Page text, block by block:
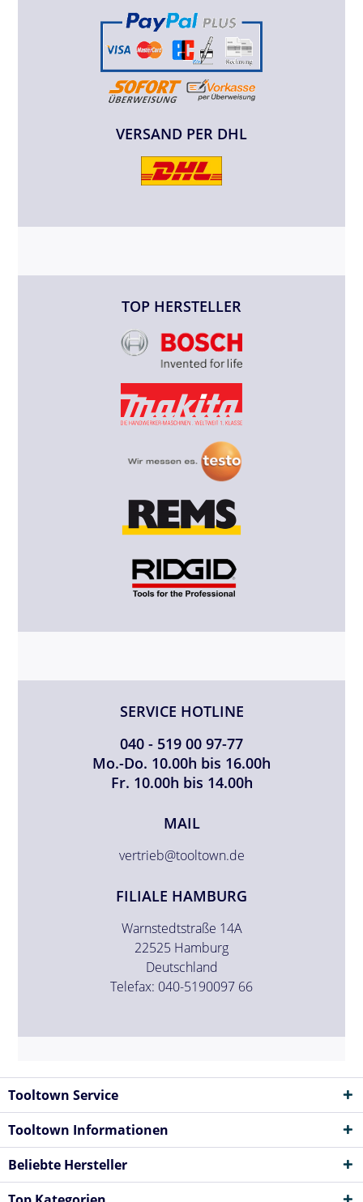
VERSAND PER DHL
TOP HERSTELLER
SERVICE HOTLINE
040 - 519 00 97-77
Mo.-Do. 10.00h bis 16.00h
Fr. 10.00h bis 14.00h
MAIL
vertrieb@tooltown.de
FILIALE HAMBURG
Warnstedtstraße 14A
22525 Hamburg
Deutschland
Telefax: 040-5190097 66
Tooltown Service
Tooltown Informationen
Beliebte Hersteller